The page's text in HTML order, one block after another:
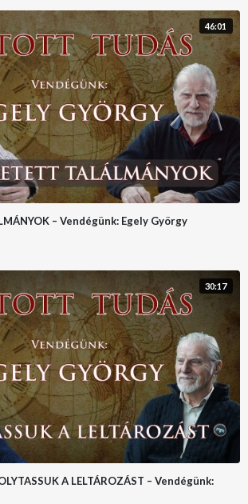
46:01
– Vendégünk: Egely György
30:17
A LELTÁROZÁST – Vendégünk: